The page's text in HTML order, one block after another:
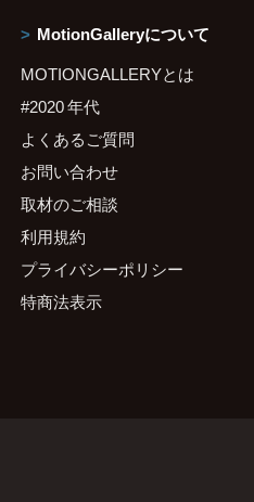
MotionGalleryについて
MOTIONGALLERYとは
#2020 年代
よくあるご質問
お問い合わせ
取材のご相談
利用規約
プライバシーポリシー
特商法表示